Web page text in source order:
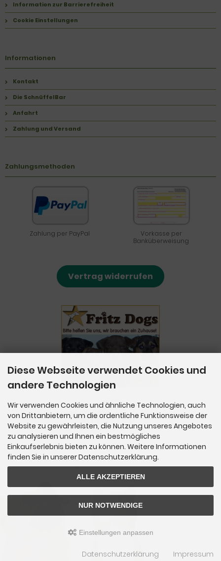
Information zur Barrierefreiheit
Cookie Einstellungen
Informationen
Kontakt
Die SchnüffelBar
Anfahrt
Zahlung und Versand
Zahlungsmethoden
Zahlung per PayPal
Vorkasse per
Banküberweisung
Vertrag widerrufen
SchnüffelBar - Naturfutterlädchen für Hunde & Katzen © 2026 | Template © 2009-2026 by
modified eCommerce Shopsoftware
Diese Webseite verwendet Cookies und
andere Technologien
Wir verwenden Cookies und ähnliche Technologien, auch
von Drittanbietern, um die ordentliche Funktionsweise der
Website zu gewährleisten, die Nutzung unseres Angebotes
zu analysieren und Ihnen ein bestmögliches
Einkaufserlebnis bieten zu können. Weitere Informationen
finden Sie in unserer Datenschutzerklärung.
ALLE AKZEPTIEREN
NUR NOTWENDIGE
Einstellungen anpassen
Datenschutzerklärung Impressum